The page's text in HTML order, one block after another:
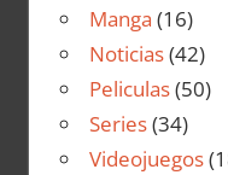
Manga (16)
Noticias(42)
Peliculas(50)
Series(34)
Videojuegos